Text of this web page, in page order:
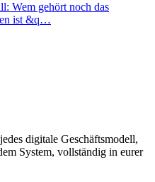
Wem gehört noch das
ist &q…
digitale Geschäftsmodell,
System, vollständig in eurer